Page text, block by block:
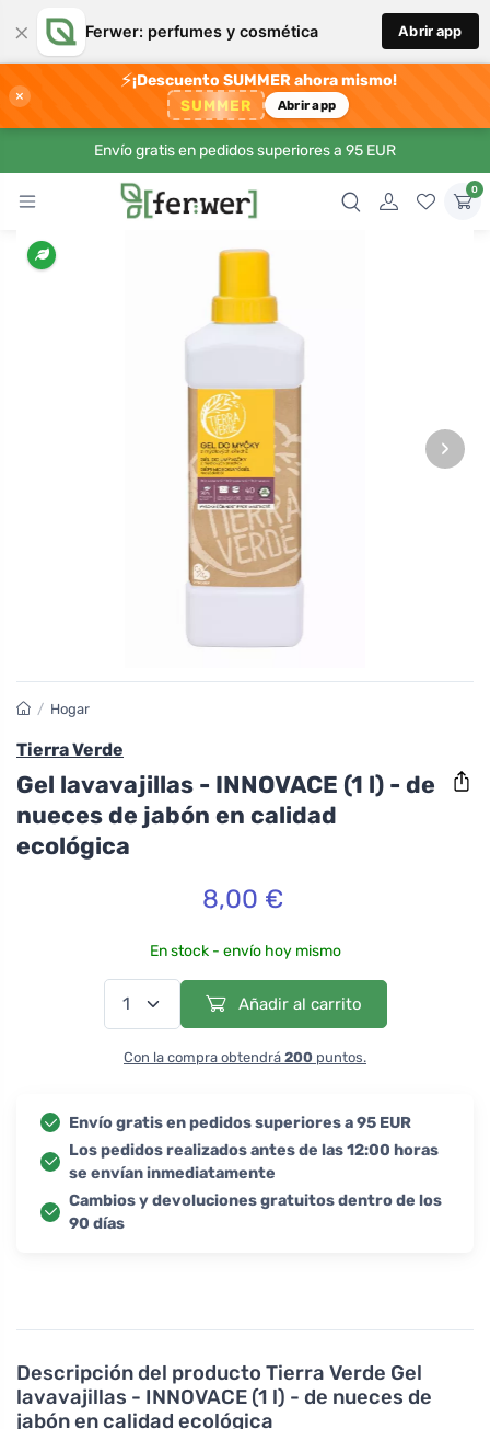
× Ferwer: perfumes y cosmética Abrir app
×
⚡¡Descuento SUMMER ahora mismo!
SUMMER Abrir app
Envío gratis en pedidos superiores a 95 EUR
0
›
Descripción del producto Tierra Verde Gel
lavavajillas - INNOVACE (1 l) - de nueces de
jabón en calidad ecológica
/ Hogar
Tierra Verde
Gel lavavajillas - INNOVACE (1 l) - de
nueces de jabón en calidad
ecológica
8,00 €
En stock - envío hoy mismo
Añadir al carrito
Con la compra obtendrá 200 puntos.
Envío gratis en pedidos superiores a 95 EUR
Los pedidos realizados antes de las 12:00 horas
se envían inmediatamente
Cambios y devoluciones gratuitos dentro de los
90 días